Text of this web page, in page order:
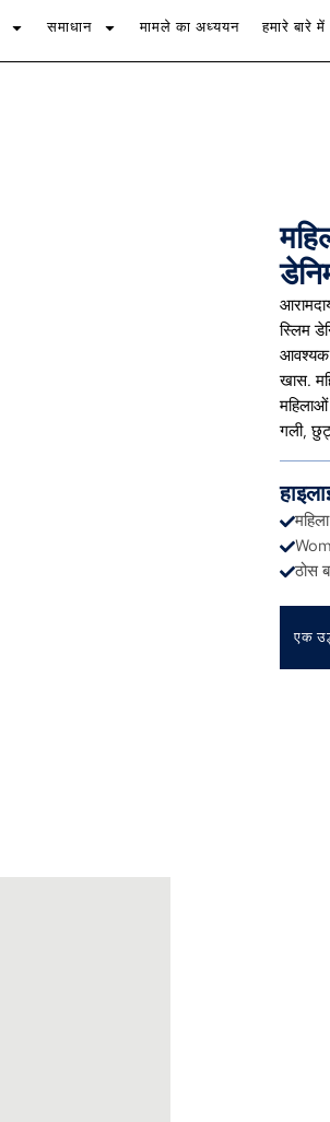
समाधान मामले का अध्ययन हमारे बारे में
स्लिम
आवश्यक
खास.
महिलाओं
गली,
ठोस
एक